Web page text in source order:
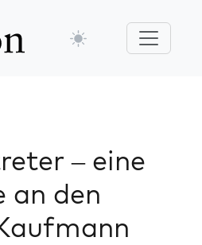
– eine
an den